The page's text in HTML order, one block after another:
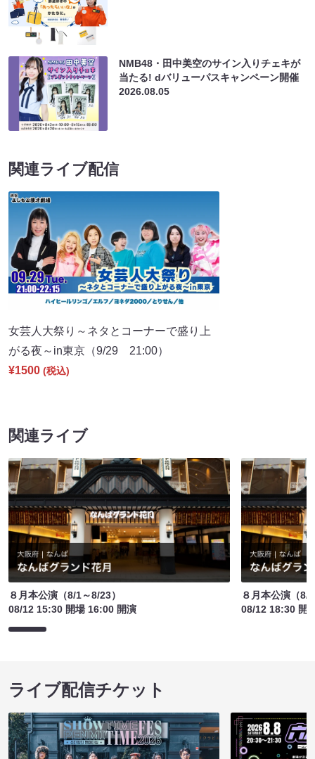
NMB48・田中美空のサイン入りチェキが
当たる! dバリューパスキャンペーン開催
2026.08.05
関連ライブ配信
女芸人大祭り～ネタとコーナーで盛り上
がる夜～in東京（9/29 21:00）
¥1500 (税込)
関連ライブ
８月本公演（8/1～8/23）
08/12 15:30 開場 16:00 開演
８月本公演（8/
08/12 18:30 開
ライブ配信チケット